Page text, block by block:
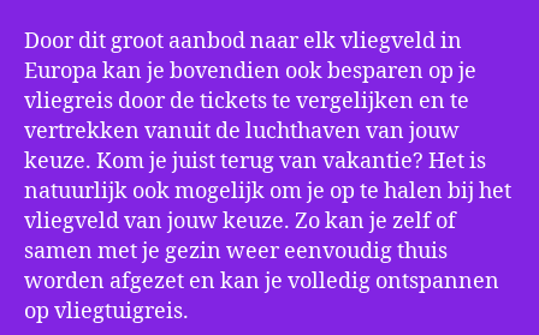
Door dit groot aanbod naar elk vliegveld in
Europa kan je bovendien ook besparen op je
vliegreis door de tickets te vergelijken en te
vertrekken vanuit de luchthaven van jouw
keuze. Kom je juist terug van vakantie? Het is
natuurlijk ook mogelijk om je op te halen bij het
vliegveld van jouw keuze. Zo kan je zelf of
samen met je gezin weer eenvoudig thuis
worden afgezet en kan je volledig ontspannen
op vliegtuigreis.